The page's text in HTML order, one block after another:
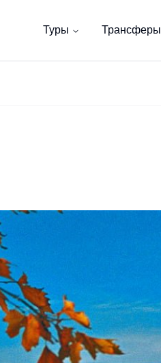
Туры Трансферы